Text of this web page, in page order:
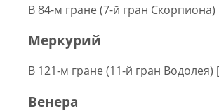
В 84-м гране (7-й гран
Меркурий
В 121-м гране (11-й гран
Венера